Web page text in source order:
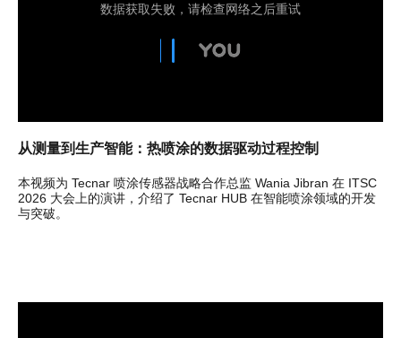
从测量到生产智能：热喷涂的数据驱动过程控制
本视频为 Tecnar 喷涂传感器战略合作总监 Wania Jibran 在 ITSC
2026 大会上的演讲，介绍了 Tecnar HUB 在智能喷涂领域的开发
与突破。